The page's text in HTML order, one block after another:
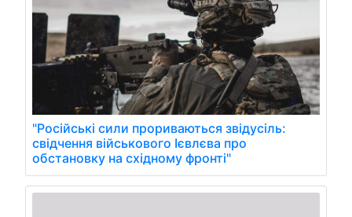
"Російські сили прориваються звідусіль:
свідчення військового Ієвлєва про
обстановку на східному фронті"